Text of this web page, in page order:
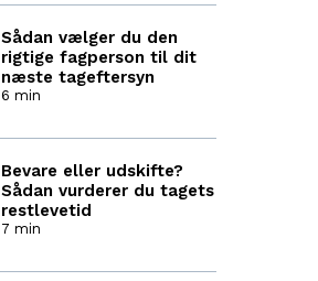
Sådan vælger du den
rigtige fagperson til dit
næste tageftersyn
6 min
Bevare eller udskifte?
Sådan vurderer du tagets
restlevetid
7 min